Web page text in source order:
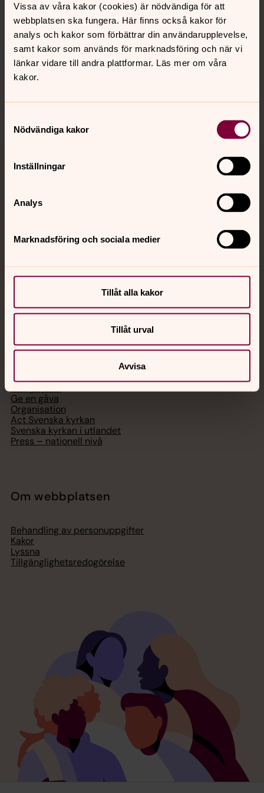
Vissa av våra kakor (cookies) är nödvändiga för att
webbplatsen ska fungera. Här finns också kakor för
analys och kakor som förbättrar din användarupplevelse,
samt kakor som används för marknadsföring och när vi
länkar vidare till andra plattformar. Läs mer om våra
kakor.
Nödvändiga kakor
Inställningar
Analys
Marknadsföring och sociala medier
Tillåt alla kakor
Tillåt urval
Avvisa
Hitta snabbt
Sociala kanaler
Jourhavande präst
Akut samtals- och krisstöd. Prata eller chatta anonymt
Chatt
Telefon 112
Bli medlem
Lediga jobb
Ge en gåva
Organisation
Act Svenska kyrkan
Svenska kyrkan i utlandet
Press – nationell nivå
Om webbplatsen
Behandling av personuppgifter
Kakor
Lyssna
Tillgänglighetsredogörelse